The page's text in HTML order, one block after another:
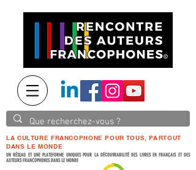
LA CULTURE FRANCOPHONE POUR TOUS, PARTOUT
DANS LE MONDE
UN RÉSEAU ET UNE PLATEFORME UNIQUES POUR LA DÉCOUVRABILITÉ DES LIVRES EN FRANÇAIS ET DES
AUTEURS FRANCOPHONES DANS LE MONDE